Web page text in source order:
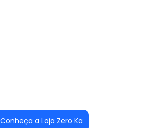
Conheça a Loja Zero Ka